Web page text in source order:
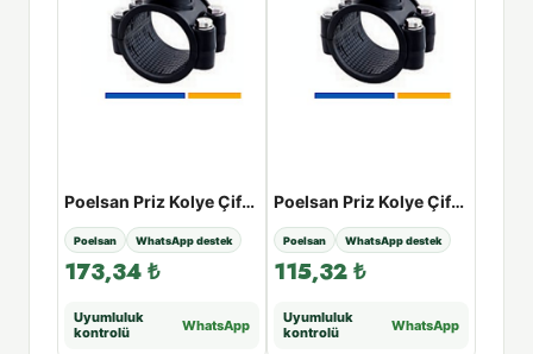
Poelsan Priz Kolye Çift Çıkışlı Galvaniz Civatalı Metal Yüzüklü - 63 x 1¼” x 1¼”
Poelsan WhatsApp destek
173,34₺
Uyumluluk
kontrolü
WhatsApp
Poelsan Priz Kolye Çift Çıkışlı Galvaniz Civatalı Metal Yüzüklü - 63 x ½” x ½”
Poelsan WhatsApp destek
115,32₺
Uyumluluk
kontrolü
WhatsApp